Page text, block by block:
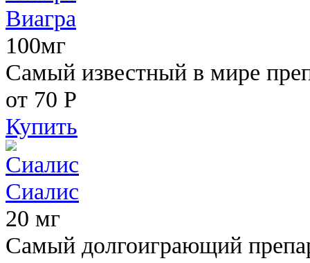
Виагра
100мг
Самый известный в мире
от 70 Р
Купить
Сиалис
20 мг
Самый долгоиграющий